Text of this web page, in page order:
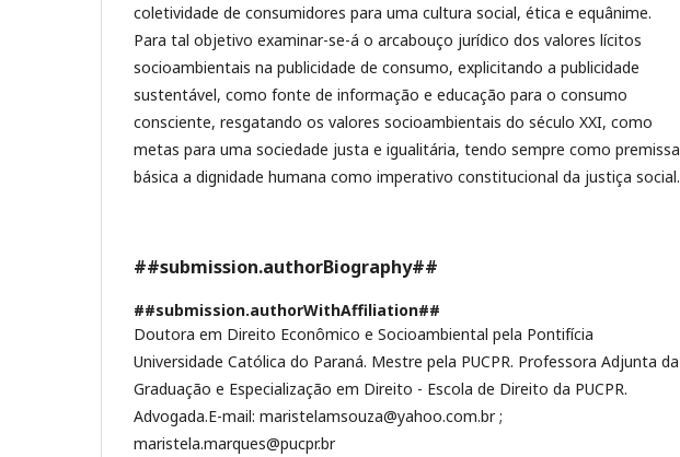
coletividade de consumidores para uma cultura social, ética e equânime.
Para tal objetivo examinar-se-á o arcabouço jurídico dos valores lícitos
socioambientais na publicidade de consumo, explicitando a publicidade
sustentável, como fonte de informação e educação para o consumo
consciente, resgatando os valores socioambientais do século XXI, como
metas para uma sociedade justa e igualitária, tendo sempre como premissa
básica a dignidade humana como imperativo constitucional da justiça social.
##submission.authorBiography##
##submission.authorWithAffiliation##
Doutora em Direito Econômico e Socioambiental pela Pontifícia
Universidade Católica do Paraná. Mestre pela PUCPR. Professora Adjunta da
Graduação e Especialização em Direito - Escola de Direito da PUCPR.
Advogada.E-mail: maristelamsouza@yahoo.com.br ;
maristela.marques@pucpr.br